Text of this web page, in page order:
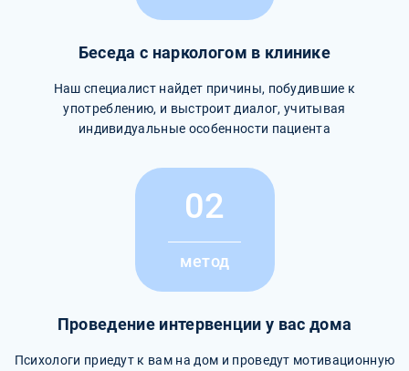
Беседа с наркологом в клинике
Наш специалист найдет причины, побудившие к
употреблению, и выстроит диалог, учитывая
индивидуальные особенности пациента
02
метод
Проведение интервенции у вас дома
Психологи приедут к вам на дом и проведут мотивационную